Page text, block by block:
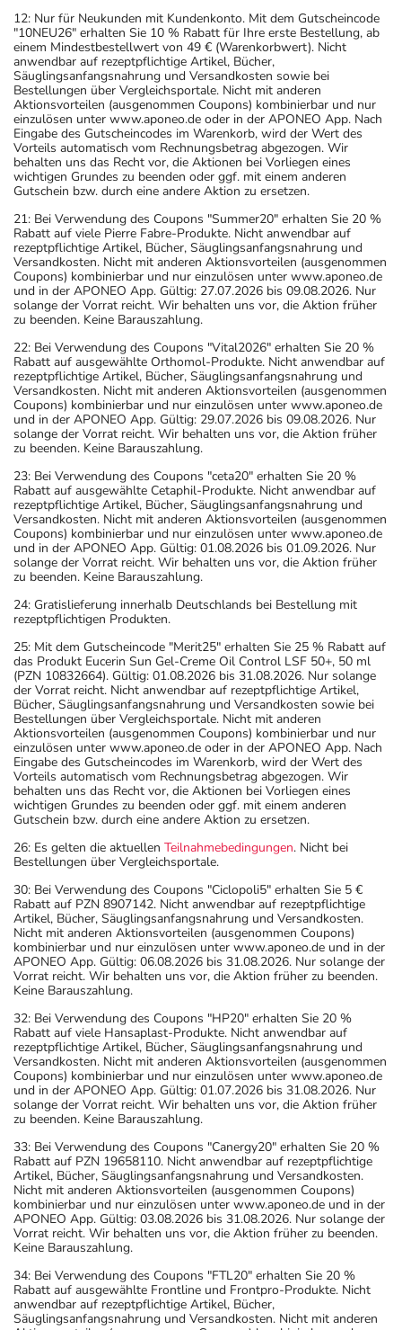
12: Nur für Neukunden mit Kundenkonto. Mit dem Gutscheincode
"10NEU26" erhalten Sie 10 % Rabatt für Ihre erste Bestellung, ab
einem Mindestbestellwert von 49 € (Warenkorbwert). Nicht
anwendbar auf rezeptpflichtige Artikel, Bücher,
Säuglingsanfangsnahrung und Versandkosten sowie bei
Bestellungen über Vergleichsportale. Nicht mit anderen
Aktionsvorteilen (ausgenommen Coupons) kombinierbar und nur
einzulösen unter www.aponeo.de oder in der APONEO App. Nach
Eingabe des Gutscheincodes im Warenkorb, wird der Wert des
Vorteils automatisch vom Rechnungsbetrag abgezogen. Wir
behalten uns das Recht vor, die Aktionen bei Vorliegen eines
wichtigen Grundes zu beenden oder ggf. mit einem anderen
Gutschein bzw. durch eine andere Aktion zu ersetzen.
21: Bei Verwendung des Coupons "Summer20" erhalten Sie 20 %
Rabatt auf viele Pierre Fabre-Produkte. Nicht anwendbar auf
rezeptpflichtige Artikel, Bücher, Säuglingsanfangsnahrung und
Versandkosten. Nicht mit anderen Aktionsvorteilen (ausgenommen
Coupons) kombinierbar und nur einzulösen unter www.aponeo.de
und in der APONEO App. Gültig: 27.07.2026 bis 09.08.2026. Nur
solange der Vorrat reicht. Wir behalten uns vor, die Aktion früher
zu beenden. Keine Barauszahlung.
22: Bei Verwendung des Coupons "Vital2026" erhalten Sie 20 %
Rabatt auf ausgewählte Orthomol-Produkte. Nicht anwendbar auf
rezeptpflichtige Artikel, Bücher, Säuglingsanfangsnahrung und
Versandkosten. Nicht mit anderen Aktionsvorteilen (ausgenommen
Coupons) kombinierbar und nur einzulösen unter www.aponeo.de
und in der APONEO App. Gültig: 29.07.2026 bis 09.08.2026. Nur
solange der Vorrat reicht. Wir behalten uns vor, die Aktion früher
zu beenden. Keine Barauszahlung.
23: Bei Verwendung des Coupons "ceta20" erhalten Sie 20 %
Rabatt auf ausgewählte Cetaphil-Produkte. Nicht anwendbar auf
rezeptpflichtige Artikel, Bücher, Säuglingsanfangsnahrung und
Versandkosten. Nicht mit anderen Aktionsvorteilen (ausgenommen
Coupons) kombinierbar und nur einzulösen unter www.aponeo.de
und in der APONEO App. Gültig: 01.08.2026 bis 01.09.2026. Nur
solange der Vorrat reicht. Wir behalten uns vor, die Aktion früher
zu beenden. Keine Barauszahlung.
24: Gratislieferung innerhalb Deutschlands bei Bestellung mit
rezeptpflichtigen Produkten.
25: Mit dem Gutscheincode "Merit25" erhalten Sie 25 % Rabatt auf
das Produkt Eucerin Sun Gel-Creme Oil Control LSF 50+, 50 ml
(PZN 10832664). Gültig: 01.08.2026 bis 31.08.2026. Nur solange
der Vorrat reicht. Nicht anwendbar auf rezeptpflichtige Artikel,
Bücher, Säuglingsanfangsnahrung und Versandkosten sowie bei
Bestellungen über Vergleichsportale. Nicht mit anderen
Aktionsvorteilen (ausgenommen Coupons) kombinierbar und nur
einzulösen unter www.aponeo.de oder in der APONEO App. Nach
Eingabe des Gutscheincodes im Warenkorb, wird der Wert des
Vorteils automatisch vom Rechnungsbetrag abgezogen. Wir
behalten uns das Recht vor, die Aktionen bei Vorliegen eines
wichtigen Grundes zu beenden oder ggf. mit einem anderen
Gutschein bzw. durch eine andere Aktion zu ersetzen.
26: Es gelten die aktuellen Teilnahmebedingungen. Nicht bei
Bestellungen über Vergleichsportale.
30: Bei Verwendung des Coupons "Ciclopoli5" erhalten Sie 5 €
Rabatt auf PZN 8907142. Nicht anwendbar auf rezeptpflichtige
Artikel, Bücher, Säuglingsanfangsnahrung und Versandkosten.
Nicht mit anderen Aktionsvorteilen (ausgenommen Coupons)
kombinierbar und nur einzulösen unter www.aponeo.de und in der
APONEO App. Gültig: 06.08.2026 bis 31.08.2026. Nur solange der
Vorrat reicht. Wir behalten uns vor, die Aktion früher zu beenden.
Keine Barauszahlung.
32: Bei Verwendung des Coupons "HP20" erhalten Sie 20 %
Rabatt auf viele Hansaplast-Produkte. Nicht anwendbar auf
rezeptpflichtige Artikel, Bücher, Säuglingsanfangsnahrung und
Versandkosten. Nicht mit anderen Aktionsvorteilen (ausgenommen
Coupons) kombinierbar und nur einzulösen unter www.aponeo.de
und in der APONEO App. Gültig: 01.07.2026 bis 31.08.2026. Nur
solange der Vorrat reicht. Wir behalten uns vor, die Aktion früher
zu beenden. Keine Barauszahlung.
33: Bei Verwendung des Coupons "Canergy20" erhalten Sie 20 %
Rabatt auf PZN 19658110. Nicht anwendbar auf rezeptpflichtige
Artikel, Bücher, Säuglingsanfangsnahrung und Versandkosten.
Nicht mit anderen Aktionsvorteilen (ausgenommen Coupons)
kombinierbar und nur einzulösen unter www.aponeo.de und in der
APONEO App. Gültig: 03.08.2026 bis 31.08.2026. Nur solange der
Vorrat reicht. Wir behalten uns vor, die Aktion früher zu beenden.
Keine Barauszahlung.
34: Bei Verwendung des Coupons "FTL20" erhalten Sie 20 %
Rabatt auf ausgewählte Frontline und Frontpro-Produkte. Nicht
anwendbar auf rezeptpflichtige Artikel, Bücher,
Säuglingsanfangsnahrung und Versandkosten. Nicht mit anderen